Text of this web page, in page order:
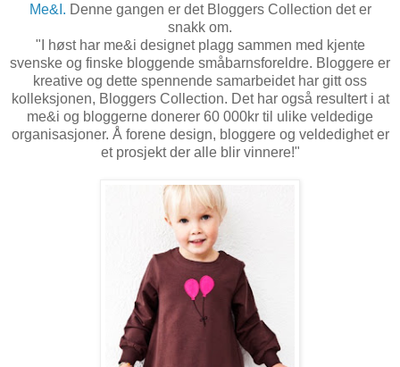
Me&I. Denne gangen er det Bloggers Collection det er
snakk om.
"I høst har me&i designet plagg sammen med kjente
svenske og finske bloggende småbarnsforeldre. Bloggere er
kreative og dette spennende samarbeidet har gitt oss
kolleksjonen, Bloggers Collection. Det har også resultert i at
me&i og bloggerne donerer 60 000kr til ulike veldedige
organisasjoner. Å forene design, bloggere og veldedighet er
et prosjekt der alle blir vinnere!"